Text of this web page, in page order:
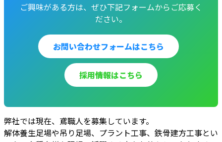
ご興味がある方は、ぜひ下記フォームからご応募く
ださい。
お問い合わせフォームはこちら
採用情報はこちら
弊社では現在、鳶職人を募集しています。
解体養生足場や吊り足場、プラント工事、鉄骨建方工事とい